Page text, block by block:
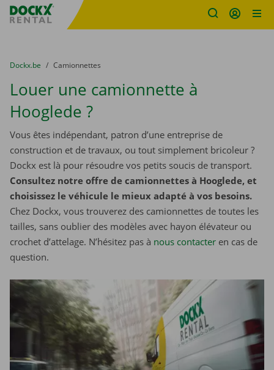
sitename
You are here:
du
Dockx.be to
Camionnettes
Louer une camionnette à
Hooglede ?
Vous êtes indépendant, patron d’une entreprise de
construction et de travaux, ou tout simplement bricoleur ?
Dockx est là pour résoudre vos petits soucis de transport.
Consultez notre offre de camionnettes à Hooglede, et
choisissez le véhicule le mieux adapté à vos besoins.
Chez Dockx, vous trouverez des camionnettes de toutes les
tailles, sans oublier des modèles avec hayon élévateur ou
crochet d’attelage. N’hésitez pas à nous contacter ​​​​​​​ en cas de
question.